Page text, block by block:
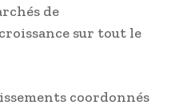
de
sur tout le
coordonnés